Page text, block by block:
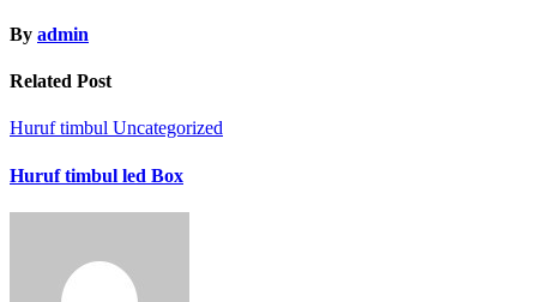
By admin
Related Post
Huruf timbul Uncategorized
Huruf timbul led Box